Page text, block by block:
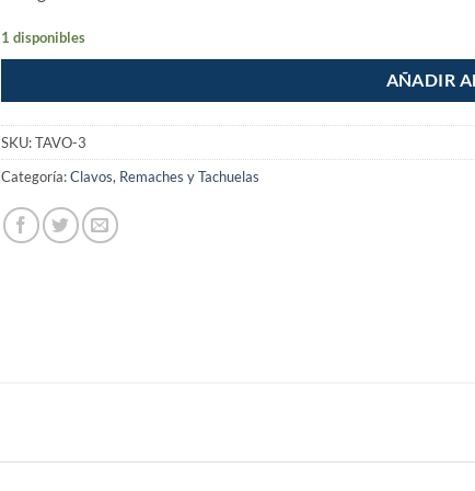
1 disponibles
AÑADIR
SKU:TAVO-3
Categoría:Clavos, Remaches y Tachuelas